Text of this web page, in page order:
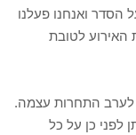
הסדר ואנחנו פעלנו
האירוע לטובת
לערב התחרות עצמה.
לפני כן על כל